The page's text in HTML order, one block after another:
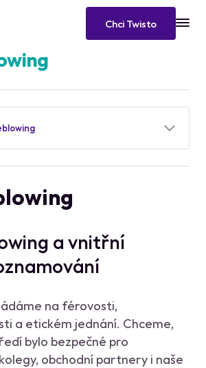
Chci Twisto
a vnitřní
na férovosti,
a etickém jednání. Chceme,
bylo bezpečné pro
obchodní partnery i naše